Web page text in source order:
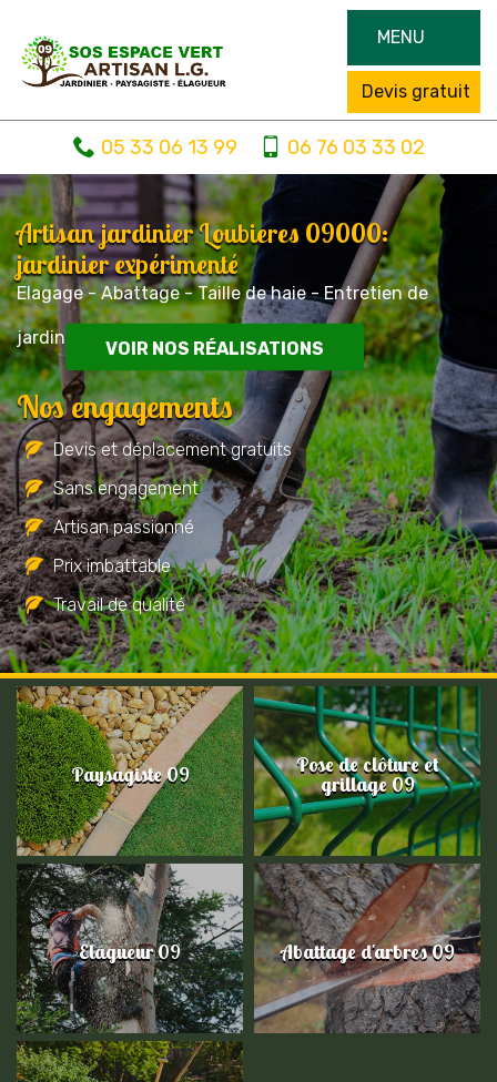
MENU
Devis gratuit
05 33 06 13 99 06 76 03 33 02
Artisan jardinier Loubieres 09000:
jardinier expérimenté
Elagage - Abattage - Taille de haie - Entretien de
jardin
VOIR NOS RÉALISATIONS
Nos engagements
Devis et déplacement gratuits
Sans engagement
Artisan passionné
Prix imbattable
Travail de qualité
Paysagiste 09 Pose de clôture et
grillage 09
Elagueur 09 Abattage d'arbres 09